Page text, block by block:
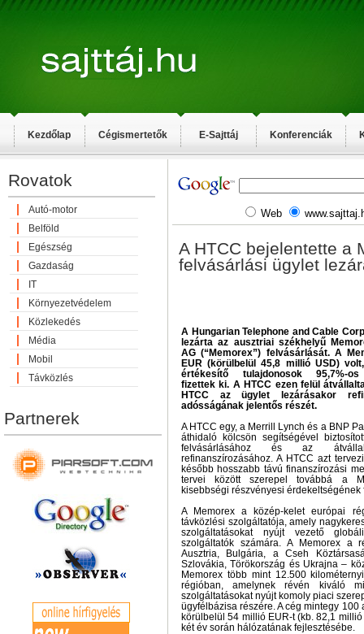
Kezdőlap Cégismertetők E-Sajttáj Konferenciák
Rovatok
Autó-motor
Belföld
Egészség
Gazdaság
IT
Környezetvédelem
Közlekedés
Média
Mobil
Távközlés
Partnerek
Web
A HTCC bejelentette a
felvásárlási ügylet
A Hungarian Telephone and Cable
lezárta az ausztriai székhelyű
AG (“Memorex”) felvásárlását. A
EUR (körülbelül 45,8 millió USD)
értékesítő tulajdonosok 95,7%-os
fizettek ki. A HTCC ezen felül
HTCC az ügylet lezárásakor
adósságának jelentős részét.
A HTCC egy, a Merrill Lynch és a BNP
áthidaló kölcsön segítségével
felvásárlásához és az
refinanszírozásához. A HTCC azt
később hosszabb távú finanszírozási
tervei között szerepel továbbá a
kisebbségi részvényesi érdekeltségének
A Memorex a közép-kelet európai
távközlési szolgáltatója, amely
szolgáltatásokat nyújt vezető
szolgáltatók számára. A Memorex a
Ausztria, Bulgária, a Cseh
Szlovákia, Törökország és Ukrajna –
Memorex több mint 12.500
régióban, amelynek révén kiváló
szolgáltatásokat nyújt komoly piaci
ügyfélbázisa részére. A cég mintegy 100
körülbelül 54 millió EUR-t (kb. 82,1
két év során hálózatának fejlesztésébe.